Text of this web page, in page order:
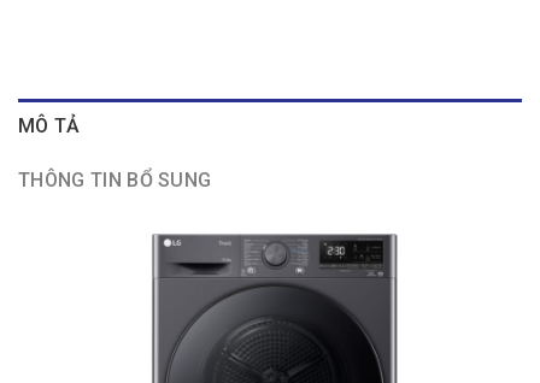
MÔ TẢ
THÔNG TIN BỔ SUNG